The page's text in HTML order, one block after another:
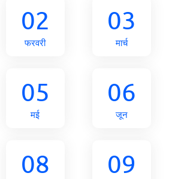
02
फरवरी
03
मार्च
05
मई
06
जून
08 09